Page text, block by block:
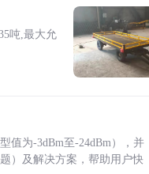
吨,最大允
值为-3dBm至-24dBm），并
）及解决方案，帮助用户快